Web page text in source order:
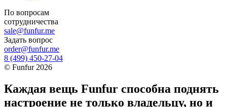
По вопросам
сотрудничества
sale@funfur.me
Задать вопрос
order@funfur.me
8 (499) 450-27-04
© Funfur 2026
Каждая вещь Funfur способна поднять
настроение не только владельцу, но и